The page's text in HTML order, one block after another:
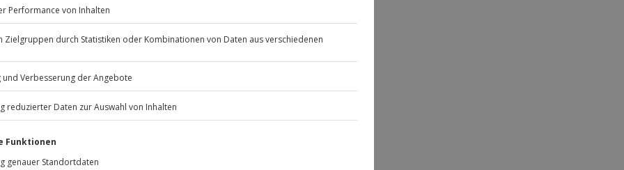
am Morgen möglich)
Meter.
Jochen Schweizer
GmbH
Mühldorfstraße 8
81671 München
außer an bundesweiten